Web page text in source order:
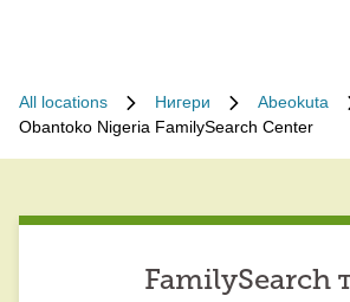
All locations Нигери
Abeokuta
Obantoko Nigeria FamilySearch Center
FamilySearch